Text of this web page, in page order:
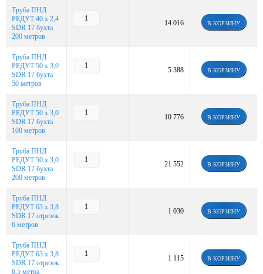
Труба ПНД
РЕДУТ 40 х 2,4
SDR 17 бухта
200 метров
14 016 В КОРЗИНУ
Труба ПНД
РЕДУТ 50 х 3,0
SDR 17 бухта
50 метров
5 388 В КОРЗИНУ
Труба ПНД
РЕДУТ 50 х 3,0
SDR 17 бухта
100 метров
10 776 В КОРЗИНУ
Труба ПНД
РЕДУТ 50 х 3,0
SDR 17 бухта
200 метров
21 552 В КОРЗИНУ
Труба ПНД
РЕДУТ 63 х 3,8
SDR 17 отрезок
6 метров
1 030 В КОРЗИНУ
Труба ПНД
РЕДУТ 63 х 3,8
SDR 17 отрезок
6,5 метра
1 115 В КОРЗИНУ